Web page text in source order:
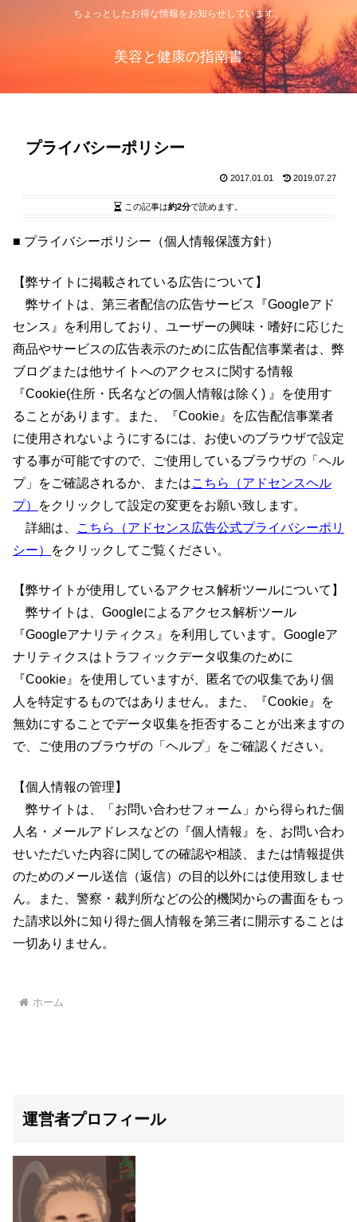
ちょっとしたお得な情報をお知らせしています。
美容と健康の指南書
プライバシーポリシー
2017.01.01 2019.07.27
この記事は約2分で読めます。
■ プライバシーポリシー（個人情報保護方針）
【弊サイトに掲載されている広告について】
弊サイトは、第三者配信の広告サービス『Googleアド
センス』を利用しており、ユーザーの興味・嗜好に応じた
商品やサービスの広告表示のために広告配信事業者は、弊
ブログまたは他サイトへのアクセスに関する情報
『Cookie(住所・氏名などの個人情報は除く) 』を使用す
ることがあります。また、『Cookie』を広告配信事業者
に使用されないようにするには、お使いのブラウザで設定
する事が可能ですので、ご使用しているブラウザの「ヘル
プ」をご確認されるか、またはこちら（アドセンスヘル
プ）
をクリックして設定の変更をお願い致します。
詳細は、
こちら（アドセンス広告公式プライバシーポリ
シー）
をクリックしてご覧ください。
【弊サイトが使用しているアクセス解析ツールについて】
弊サイトは、Googleによるアクセス解析ツール
『Googleアナリティクス』を利用しています。Googleア
ナリティクスはトラフィックデータ収集のために
『Cookie』を使用していますが、匿名での収集であり個
人を特定するものではありません。また、『Cookie』を
無効にすることでデータ収集を拒否することが出来ますの
で、ご使用のブラウザの「ヘルプ」をご確認ください。
【個人情報の管理】
弊サイトは、「お問い合わせフォーム」から得られた個
人名・メールアドレスなどの『個人情報』を、お問い合わ
せいただいた内容に関しての確認や相談、または情報提供
のためのメール送信（返信）の目的以外には使用致しませ
ん。また、警察・裁判所などの公的機関からの書面をもっ
た請求以外に知り得た個人情報を第三者に開示することは
一切ありません。
ホーム
運営者プロフィール